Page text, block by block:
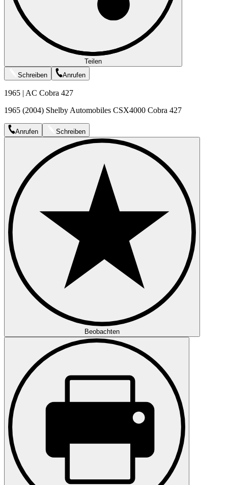
Teilen
Schreiben
Anrufen
1965 | AC Cobra 427
1965 (2004) Shelby Automobiles CSX4000 Cobra 427
Anrufen Schreiben
Beobachten